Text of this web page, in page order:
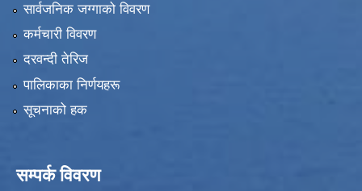
सार्वजनिक जग्गाको विवरण
कर्मचारी विवरण
दरवन्दी तेरिज
पालिकाका निर्णयहरू
सूचनाको हक
सम्पर्क विवरण